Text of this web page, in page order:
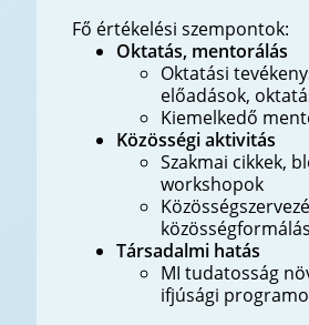
Fő értékelési szempontok:
Oktatás, mentorálás
Oktatási
előadások,
Kiemelkedő
Közösségi aktivitás
Szakmai cikkek,
workshopok
közösségformálás
Társadalmi hatás
MI tudatosság
ifjúsági